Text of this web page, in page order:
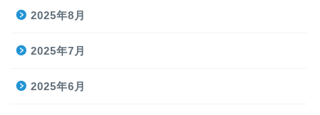
2025年8月
2025年7月
2025年6月